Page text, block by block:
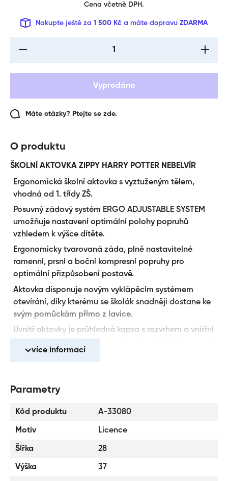
Cena včetně DPH.
Nakupte ještě za 1 500 Kč a máte dopravu ZDARMA
I18n Error: Missing
I18n
Vyprodáno
Máte otázky? Ptejte se zde.
O produktu
ŠKOLNÍ AKTOVKA ZIPPY HARRY POTTER NEBELVÍR
Ergonomická školní aktovka s vyztuženým tělem,
vhodná od 1. třídy ZŠ.
Posuvný zádový systém ERGO ADJUSTABLE SYSTEM
umožňuje nastavení optimální polohy popruhů
vzhledem k výšce dítěte.
Ergonomicky tvarovaná záda, plně nastavitelné
ramenní, prsní a boční kompresní popruhy pro
optimální přizpůsobení postavě.
Aktovka disponuje novým vyklápěcím systémem
otevírání, díky kterému se školák snadněji dostane ke
svým pomůckám přímo z lavice.
Uvnitř aktovky je průhledná kapsa s rozvrhem a vnitřní
doplněný gumičkou pro fixaci.
přezku.
Lehká konstrukce drží stabilní tvar aktovky, hmotnost
Objem aktovky je 18 l a nosnost 6 kg.
Tělo aktovky je vyrobené z pevného voděodolného
více informací
Parametry
Kód produktu A-33080
Motiv Licence
Šířka 28
Výška 37